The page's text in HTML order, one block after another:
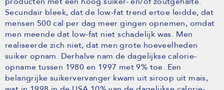
Secundair bleek, dat de low-fat trend ertoe leidde, dat
mensen 500 cal per dag meer gingen opnemen, omdat
men meende dat low-fat niet schadelijk was. Men
realiseerde zich niet, dat men grote hoeveelheden
suiker opnam. Derhalve nam de dagelijkse calorie-
opname tussen 1980 en 1997 met 9% toe. Een
belangrijke suikervervanger kwam uit siroop uit mais,